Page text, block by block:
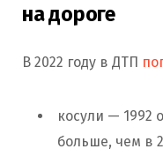
на дороге
В 2022 году в ДТП
косули — 1992
больше, чем в